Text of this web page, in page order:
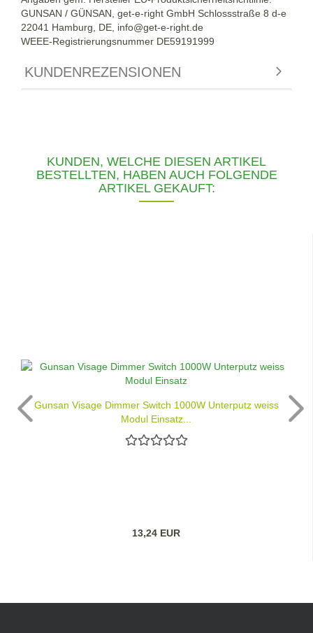
GUNSAN / GÜNSAN, get-e-right GmbH Schlossstraße 8 d-e
22041 Hamburg, DE, info@get-e-right.de
WEEE-Registrierungsnummer DE59191999
KUNDENREZENSIONEN
KUNDEN, WELCHE DIESEN ARTIKEL
BESTELLTEN, HABEN AUCH FOLGENDE
ARTIKEL GEKAUFT:
Gunsan Visage Dimmer Switch 1000W Unterputz weiss
Modul Einsatz...
13,24 EUR